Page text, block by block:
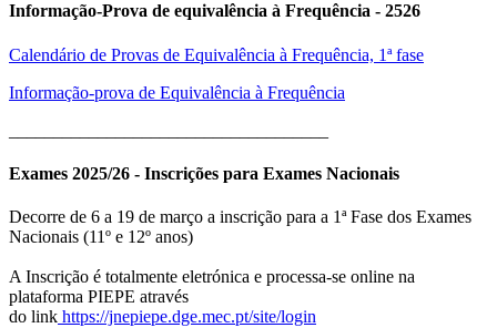
Informação-Prova de equivalência à Frequência - 2526
Calendário de Provas de Equivalência à Frequência, 1ª fase
Informação-prova de Equivalência à Frequência
Exames 2025/26 - Inscrições para Exames Nacionais
Decorre de 6 a 19 de março a inscrição para a 1ª Fase dos Exames
Nacionais (11º e 12º anos)
A Inscrição é totalmente eletrónica e processa-se online na
plataforma PIEPE através
do link https://jnepiepe.dge.mec.pt/site/login